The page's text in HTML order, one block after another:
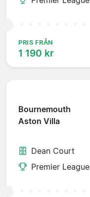
PRIS FRÅN
1 190 kr
Bournemouth
Aston Villa
Dean Court
Premier League